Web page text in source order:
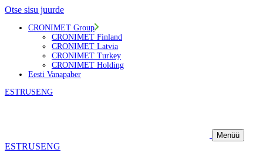
Otse sisu juurde
CRONIMET Group
CRONIMET Finland
CRONIMET Latvia
CRONIMET Turkey
CRONIMET Holding
Eesti Vanapaber
ESTRUSENG
Menüü
ESTRUSENG